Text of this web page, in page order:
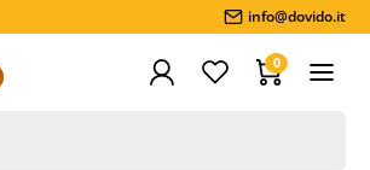
info@dovido.it
0